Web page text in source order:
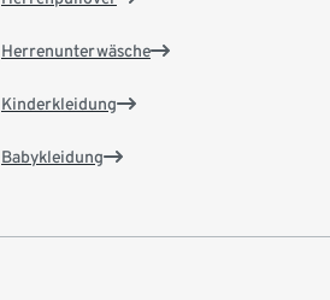
Herrenunterwäsche
Kinderkleidung
Babykleidung